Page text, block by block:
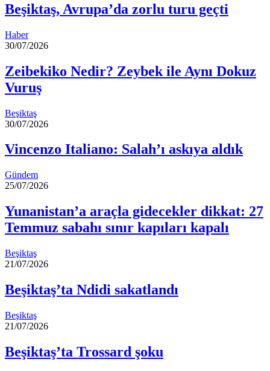
Beşiktaş, Avrupa’da zorlu turu geçti
Haber
30/07/2026
Zeibekiko Nedir? Zeybek ile Aynı Dokuz
Vuruş
Beşiktaş
30/07/2026
Vincenzo Italiano: Salah’ı askıya aldık
Gündem
25/07/2026
Yunanistan’a araçla gidecekler dikkat: 27
Temmuz sabahı sınır kapıları kapalı
Beşiktaş
21/07/2026
Beşiktaş’ta Ndidi sakatlandı
Beşiktaş
21/07/2026
Beşiktaş’ta Trossard şoku